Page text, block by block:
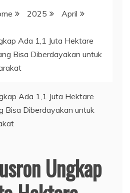
2025
April
Ada 1,1 Juta Hektare
Bisa Diberdayakan untuk
Ungkap